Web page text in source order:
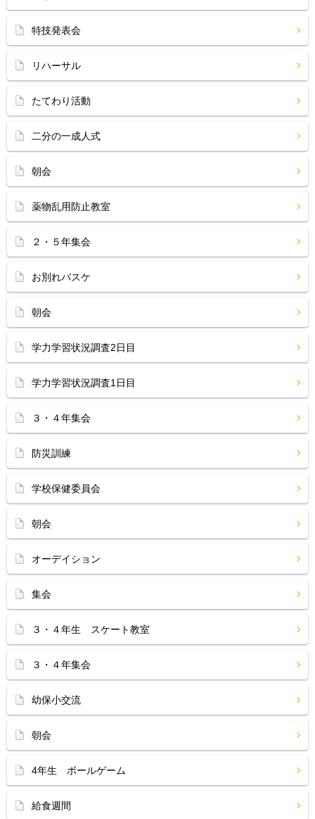
特技発表会
リハーサル
たてわり活動
二分の一成人式
朝会
薬物乱用防止教室
２・５年集会
お別れバスケ
朝会
学力学習状況調査2日目
学力学習状況調査1日目
３・４年集会
防災訓練
学校保健委員会
朝会
オーデイション
集会
３・４年生 スケート教室
３・４年集会
幼保小交流
朝会
4年生 ボールゲーム
給食週間